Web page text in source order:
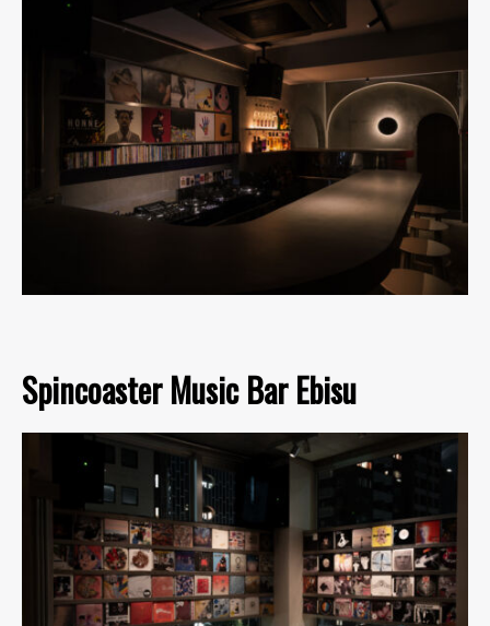
Spincoaster Music Bar Ebisu